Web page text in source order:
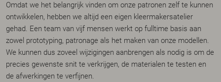
Omdat we het belangrijk vinden om onze patronen zelf te kunnen
ontwikkelen, hebben we altijd een eigen kleermakersatelier
gehad. Een team van vijf mensen werkt op fulltime basis aan
zowel prototyping, patronage als het maken van onze modellen.
We kunnen dus zoveel wijzigingen aanbrengen als nodig is om de
precies gewenste snit te verkrijgen, de materialen te testen en
de afwerkingen te verfijnen.